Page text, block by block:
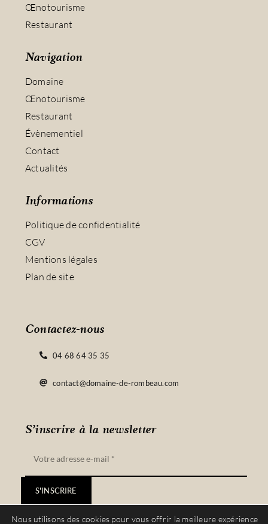
Œnotourisme
Restaurant
Navigation
Domaine
Œnotourisme
Restaurant
Évènementiel
Contact
Actualités
Informations
Politique de confidentialité
CGV
Mentions légales
Plan de site
S’inscrire à la newsletter
S'INSCRIRE
Contactez-nous
04 68 64 35 35
contact@domaine-de-rombeau.com
Nous utilisons des cookies pour vous offrir la meilleure expérience